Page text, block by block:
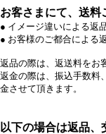
お客さまにて、送料
● イメージ違いによる返
● お客様のご都合による
返品の際は、返送料をお
返金の際は、振込手数料
金させて頂きます。
以下の場合は返品、